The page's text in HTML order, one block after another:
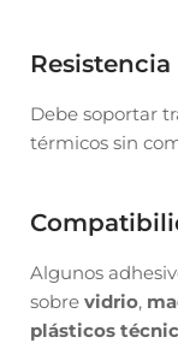
Debe soportar
térmicos sin
Algunos
sobre vidrio,
plásticos